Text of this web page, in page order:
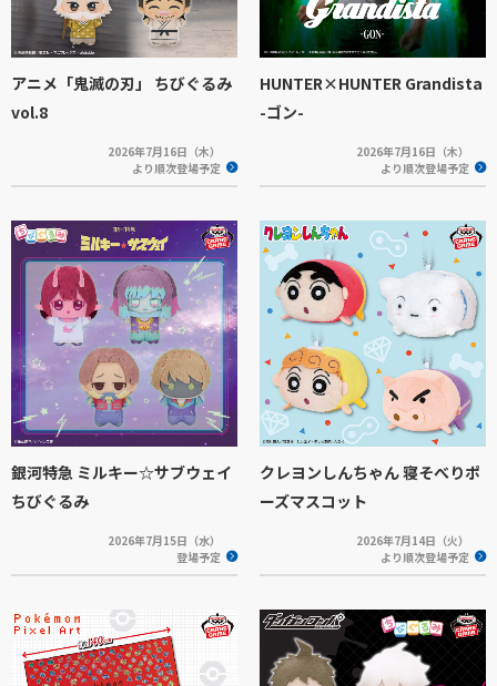
アニメ「鬼滅の刃」 ちびぐるみ
vol.8
2026年7月16日（木）
より順次登場予定
HUNTER×HUNTER Grandista
-ゴン-
2026年7月16日（木）
より順次登場予定
銀河特急 ミルキー☆サブウェイ
ちびぐるみ
2026年7月15日（水）
登場予定
クレヨンしんちゃん 寝そべりポ
ーズマスコット
2026年7月14日（火）
より順次登場予定